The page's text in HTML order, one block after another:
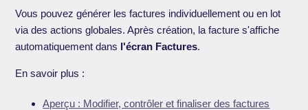
Vous pouvez générer les factures individuellement ou en lot
via des actions globales. Après création, la facture s'affiche
automatiquement dans l'écran Factures.
En savoir plus :
Aperçu : Modifier, contrôler et finaliser des factures